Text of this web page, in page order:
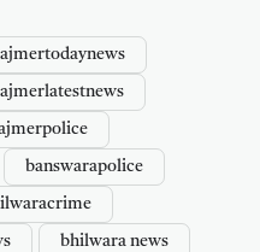
ajmerlatestnews
banswarapolice
bhilwara news